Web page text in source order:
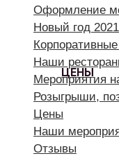
ЦЕНЫ
Оформление
Новый год 2021
Наши
Мероприятия
Розыгрыши,
Цены
Наши
Отзывы